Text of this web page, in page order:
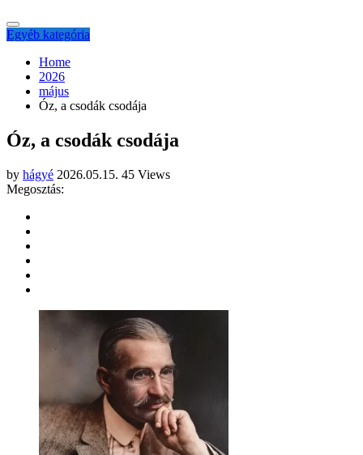
Egyéb kategória
Home
2026
május
Óz, a csodák csodája
Óz, a csodák csodája
by hágyé 2026.05.15. 45 Views
Megosztás: